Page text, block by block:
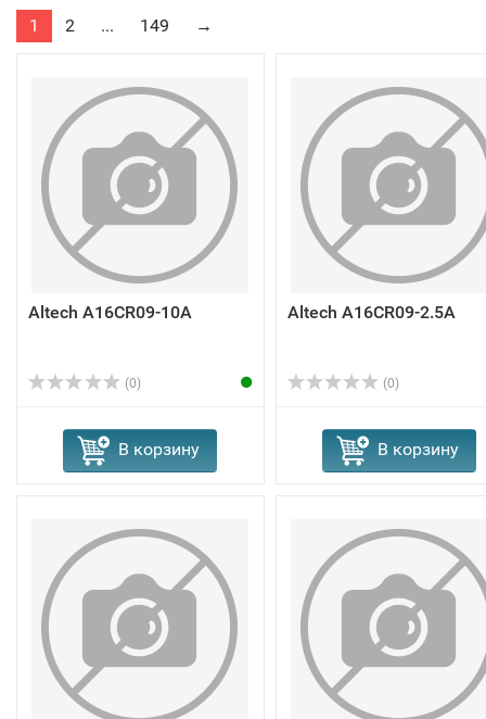
1 2 ... 149 →
Altech A16CR09-10A
(0)
В корзину
Altech A16CR09-2.5A
(0)
В корзину